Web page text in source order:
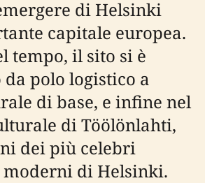
di Helsinki
capitale europea.
tempo, il sito si è
polo logistico a
di base, e infine nel
di Töölönlahti,
dei più celebri
di Helsinki.